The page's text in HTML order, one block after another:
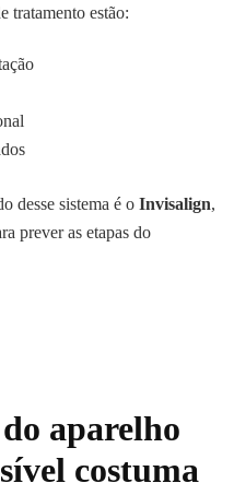
tratamento estão:
desse sistema é o Invisalign,
prever as etapas do
aparelho
costuma